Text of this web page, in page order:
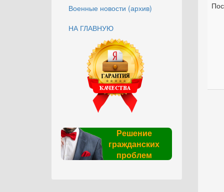
Военные новости (архив)
НА ГЛАВНУЮ
Решение
гражданских
проблем